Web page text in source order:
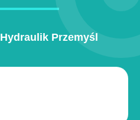
Hydraulik Przemyśl